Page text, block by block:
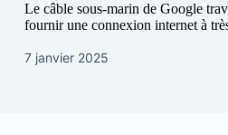
Le câble sous-marin de Google
fournir une connexion internet à
7 janvier 2025